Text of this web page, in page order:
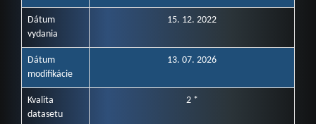
Dátum
vydania
15. 12. 2022
Dátum
modifikácie
13. 07. 2026
Kvalita
datasetu
2 *